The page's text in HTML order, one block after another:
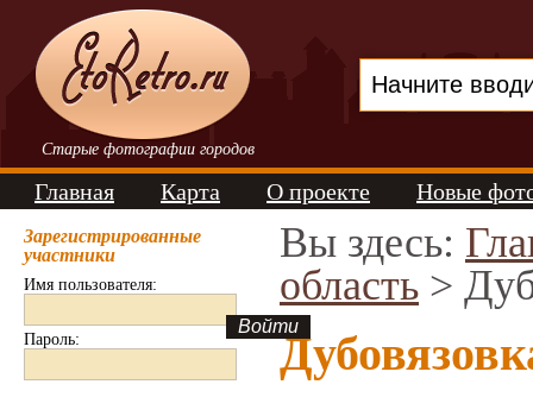
Старые фотографии городов
Главная Карта О проекте Новые
Зарегистрированные
участники
Имя пользователя:
Пароль:
Вы здесь:
область >